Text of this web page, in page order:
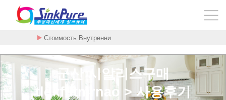
Стоимость Внутренни
군산 시알리스구매
tldkffltmrnao > 사용후기